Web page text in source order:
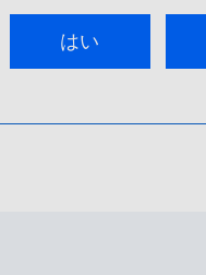
はい